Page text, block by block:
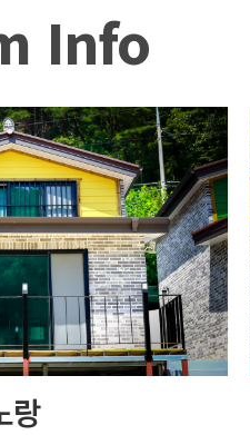
Info
랑